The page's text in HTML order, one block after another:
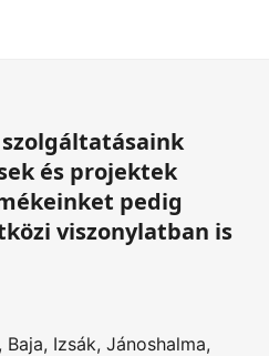
és projektek
pedig
viszonylatban is
, Baja, Izsák, Jánoshalma,